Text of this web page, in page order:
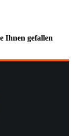
Ihnen gefallen